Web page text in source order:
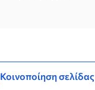
Κοινοποίηση σελίδας